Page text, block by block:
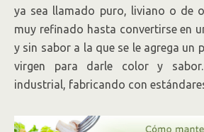
ya sea llamado puro, liviano o de
muy refinado hasta convertirse en
y sin sabor a la que se le agrega un
virgen para darle color y
industrial, fabricando con